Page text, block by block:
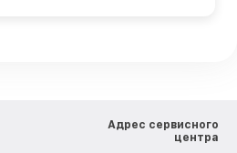
Адрес сервисного
центра